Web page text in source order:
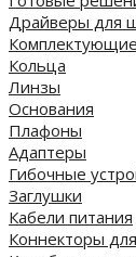
Драйверы для
Комплектующие
Кольца
Линзы
Основания
Плафоны
Адаптеры
Гибочные
Заглушки
Кабели питания
Коннекторы